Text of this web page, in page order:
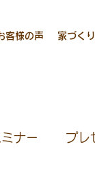
客様の声 家づく
ナー プレ